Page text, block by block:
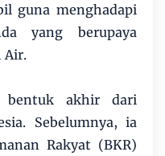
guna menghadapi
yang berupaya
Air.
bentuk akhir dari
Sebelumnya, ia
Rakyat (BKR)